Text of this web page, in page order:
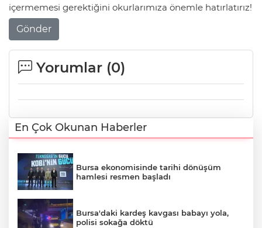
içermemesi gerektiğini okurlarımıza önemle hatırlatırız!
Gönder
Yorumlar (0)
En Çok Okunan Haberler
Bursa ekonomisinde tarihi dönüşüm
hamlesi resmen başladı
Bursa'daki kardeş kavgası babayı yola,
polisi sokağa döktü